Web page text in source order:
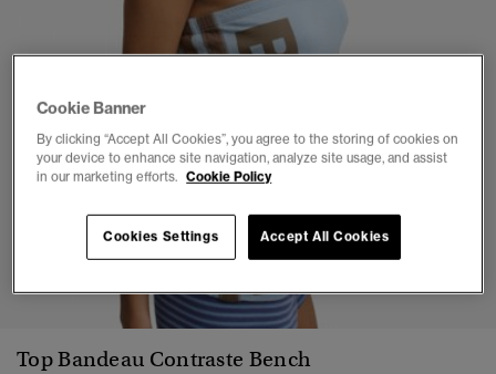
1 2 3 4 5
Top Bandeau Contraste Bench
Cookie Banner
By clicking “Accept All Cookies”, you agree to the storing of cookies on
your device to enhance site navigation, analyze site usage, and assist
in our marketing efforts. Cookie Policy
Accept All Cookies
Cookies Settings